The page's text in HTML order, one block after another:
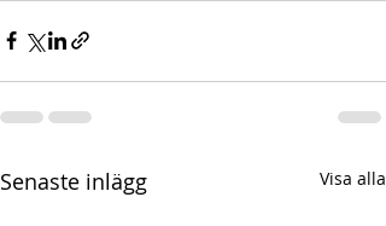
Senaste inlägg Visa alla